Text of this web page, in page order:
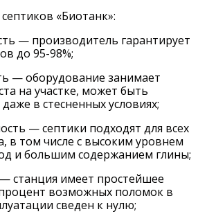
«Биотанк»:
— производитель гарантирует
до 95-98%;
— оборудование занимает
на участке, может быть
в стесненных условиях;
— септики подходят для всех
в том числе с высоким уровнем
и большим содержанием глины;
станция имеет простейшее
возможных поломок в
сведен к нулю;